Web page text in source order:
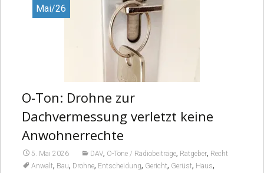
Mai/26
O-Ton: Drohne zur
Dachvermessung verletzt keine
Anwohnerrechte
5. Mai 2026 DAV, O-Töne / Radiobeiträge, Ratgeber, Recht
Anwalt, Bau, Drohne, Entscheidung, Gericht, Gerüst, Haus,